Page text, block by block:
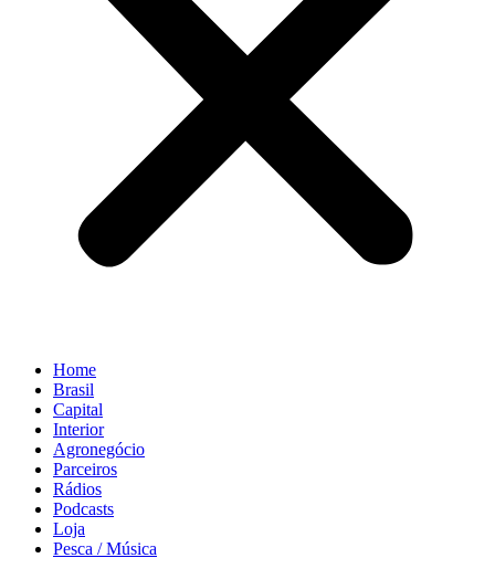
Home
Brasil
Capital
Interior
Agronegócio
Parceiros
Rádios
Podcasts
Loja
Pesca / Música